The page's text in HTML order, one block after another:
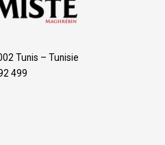
Tunis – Tunisie
499